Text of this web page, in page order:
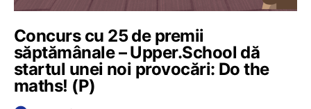
Concurs cu 25 de premii
săptămânale – Upper.School dă
startul unei noi provocări: Do the
maths! (P)